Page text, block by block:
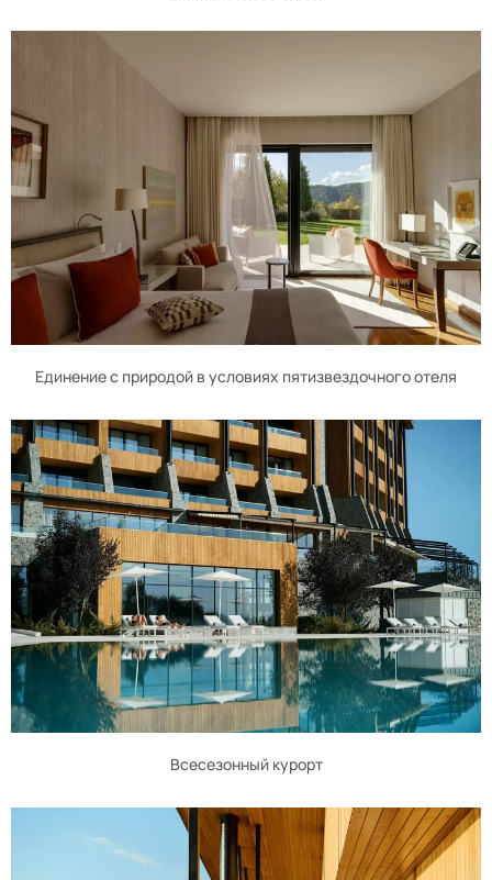
Единение с природой в условиях пятизвездочного отеля
Всесезонный курорт